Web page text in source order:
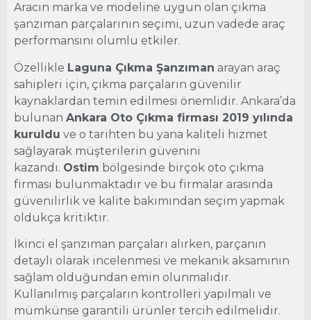
Aracın marka ve modeline uygun olan çıkma
şanzıman parçalarının seçimi, uzun vadede araç
performansını olumlu etkiler.
Özellikle Laguna Çıkma Şanzıman arayan araç
sahipleri için, çıkma parçaların güvenilir
kaynaklardan temin edilmesi önemlidir. Ankara’da
bulunan Ankara Oto Çıkma firması 2019 yılında
kuruldu ve o tarihten bu yana kaliteli hizmet
sağlayarak müşterilerin güvenini
kazandı. Ostim bölgesinde birçok oto çıkma
firması bulunmaktadır ve bu firmalar arasında
güvenilirlik ve kalite bakımından seçim yapmak
oldukça kritiktir.
İkinci el şanzıman parçaları alırken, parçanın
detaylı olarak incelenmesi ve mekanik aksamının
sağlam olduğundan emin olunmalıdır.
Kullanılmış parçaların kontrolleri yapılmalı ve
mümkünse garantili ürünler tercih edilmelidir.